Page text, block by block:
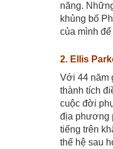
năng.
khủng bố
của mình
2. Ellis
Với 44 năm
thành tích
cuộc đời
địa phương
tiếng trên
thế hệ sau